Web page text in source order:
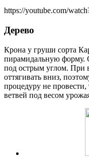
https://youtube.com/
Дерево
Крона у груши сорта
пирамидальную форму.
под острым углом. При
оттягивать вниз,
процедуру не
ветвей под весом